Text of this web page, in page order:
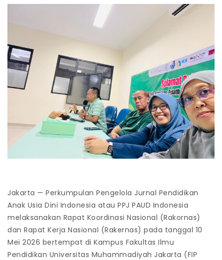
Jakarta — Perkumpulan Pengelola Jurnal Pendidikan
Anak Usia Dini Indonesia atau PPJ PAUD Indonesia
melaksanakan Rapat Koordinasi Nasional (Rakornas)
dan Rapat Kerja Nasional (Rakernas) pada tanggal 10
Mei 2026 bertempat di Kampus Fakultas Ilmu
Pendidikan Universitas Muhammadiyah Jakarta (FIP